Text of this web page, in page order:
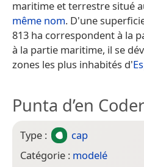
maritime et terrestre situé
même nom. D'une
813 ha correspondent à la
à la partie maritime, il se
zones les plus inhabités d'
Punta d’en
Type :
cap
Catégorie : modelé